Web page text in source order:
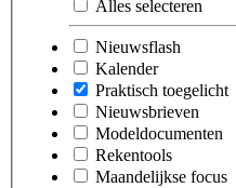
Alles selecteren
Nieuwsflash
Kalender
Praktisch toegelicht
Nieuwsbrieven
Modeldocumenten
Rekentools
Maandelijkse focus